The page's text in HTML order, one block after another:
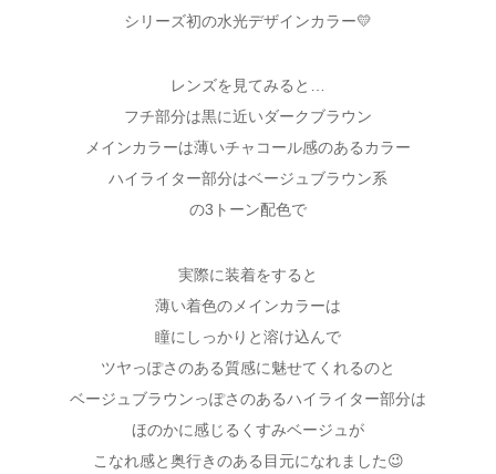
シリーズ初の水光デザインカラー💛
レンズを見てみると…
フチ部分は黒に近いダークブラウン
メインカラーは薄いチャコール感のあるカラー
ハイライター部分はベージュブラウン系
の3トーン配色で
実際に装着をすると
薄い着色のメインカラーは
瞳にしっかりと溶け込んで
ツヤっぽさのある質感に魅せてくれるのと
ベージュブラウンっぽさのあるハイライター部分は
ほのかに感じるくすみベージュが
こなれ感と奥行きのある目元になれました😉